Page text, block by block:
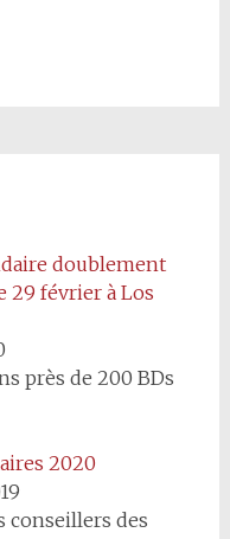
doublement
29 février à Los
près de 200 BDs
2020
conseillers des